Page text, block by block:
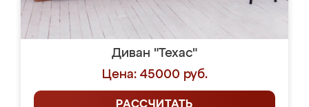
Диван "Техас"
Цена: 45000 руб.